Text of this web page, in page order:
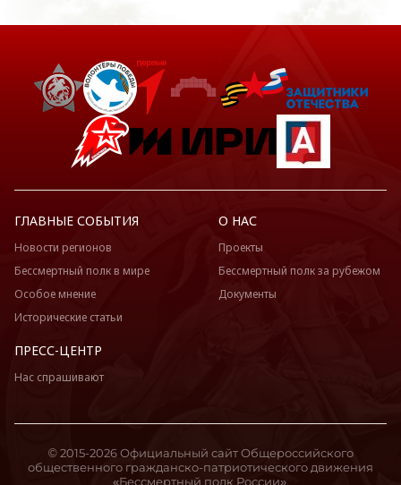
ГЛАВНЫЕ СОБЫТИЯ
Новости регионов
Бессмертный полк в мире
Особое мнение
Исторические статьи
О НАС
Проекты
Бессмертный полк за рубежом
Документы
ПРЕСС-ЦЕНТР
Нас спрашивают
© 2015-2026 Официальный сайт Общероссийского
общественного гражданско-патриотического движения
«Бессмертный полк России».